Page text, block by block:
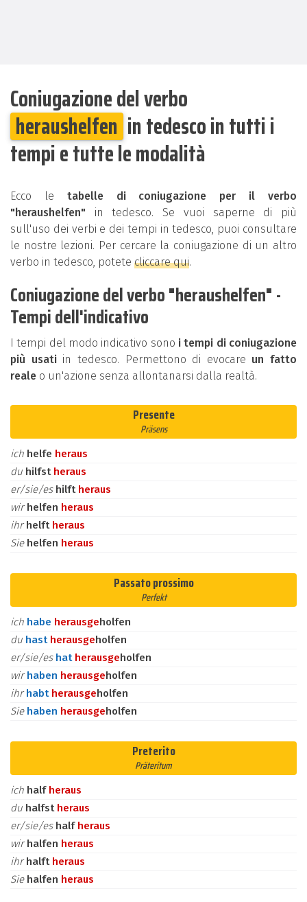
Coniugazione del verbo
heraushelfen in tedesco in tutti i
tempi e tutte le modalità
Ecco le tabelle di coniugazione per il verbo
"heraushelfen" in tedesco. Se vuoi saperne di più
sull'uso dei verbi e dei tempi in tedesco, puoi consultare
le nostre lezioni. Per cercare la coniugazione di un altro
verbo in tedesco, potete cliccare qui.
Coniugazione del verbo "heraushelfen" -
Tempi dell'indicativo
I tempi del modo indicativo sono i tempi di coniugazione
più usati in tedesco. Permettono di evocare un fatto
reale o un'azione senza allontanarsi dalla realtà.
Presente
Präsens
ich helfe heraus
du hilfst heraus
er/sie/es hilft heraus
wirhelfen heraus
ihrhelft heraus
Sie helfen heraus
Passato prossimo
Perfekt
ich habe herausgeholfen
du hast herausgeholfen
er/sie/es hat herausgeholfen
wirhaben herausgeholfen
ihrhabt herausgeholfen
Sie haben herausgeholfen
Preterito
Präteritum
ich half heraus
du halfst heraus
er/sie/es half heraus
wirhalfen heraus
ihrhalft heraus
Sie halfen heraus